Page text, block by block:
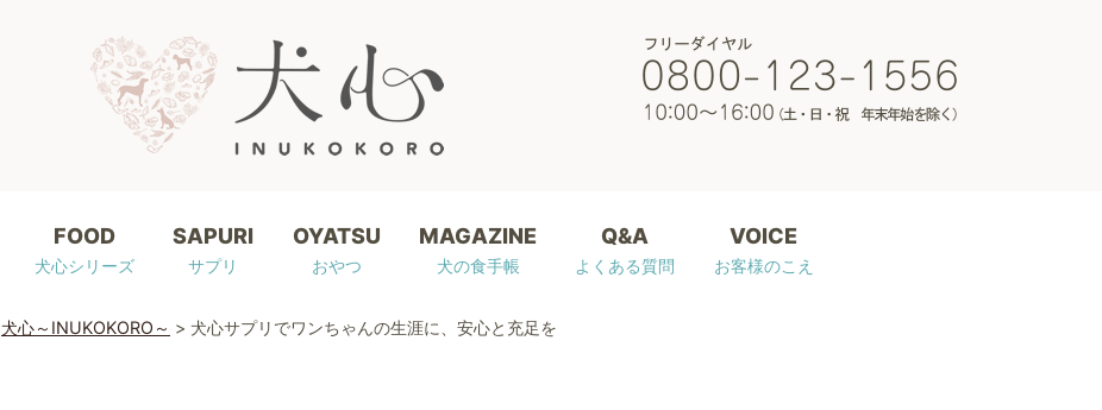
FOOD
犬心シリーズ
SAPURI
サプリ
OYATSU
おやつ
MAGAZINE
犬の食手帳
Q&A
よくある質問
VOICE
お客様のこえ
犬心～INUKOKORO～ > 犬心サプリでワンちゃんの生涯に、安心と充足を